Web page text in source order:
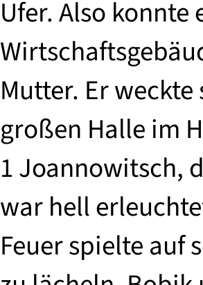
Ufer. Also
Mutter. Er
großen Halle im
1 Joannowitsch,
war hell
Feuer spielte auf